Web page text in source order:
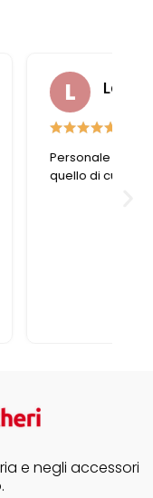
sempre
e negli accessori